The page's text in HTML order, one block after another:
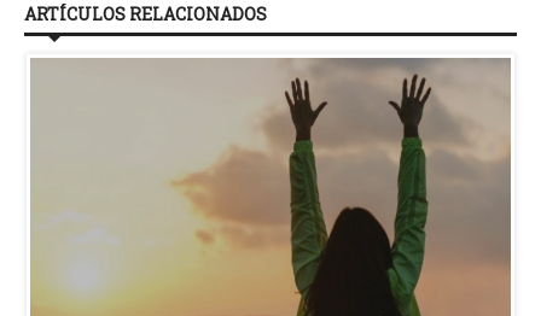
ARTÍCULOS RELACIONADOS